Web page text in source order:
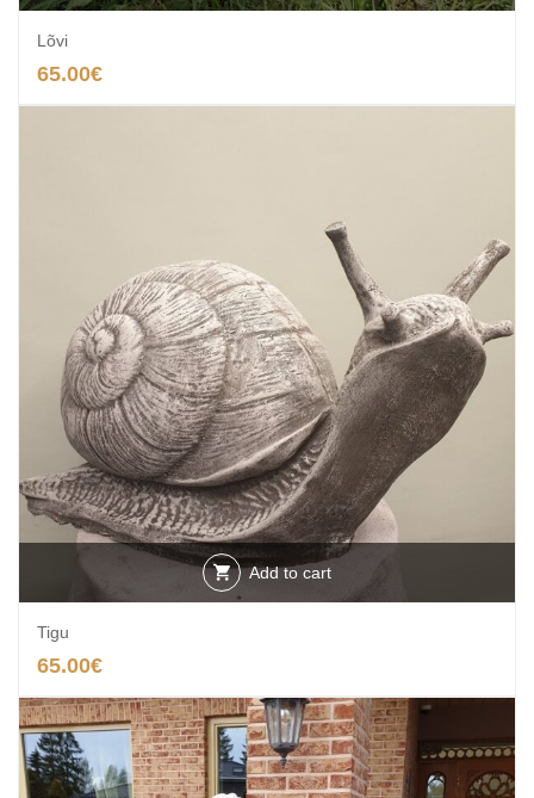
Lõvi
65.00€
Add to cart
Tigu
65.00€